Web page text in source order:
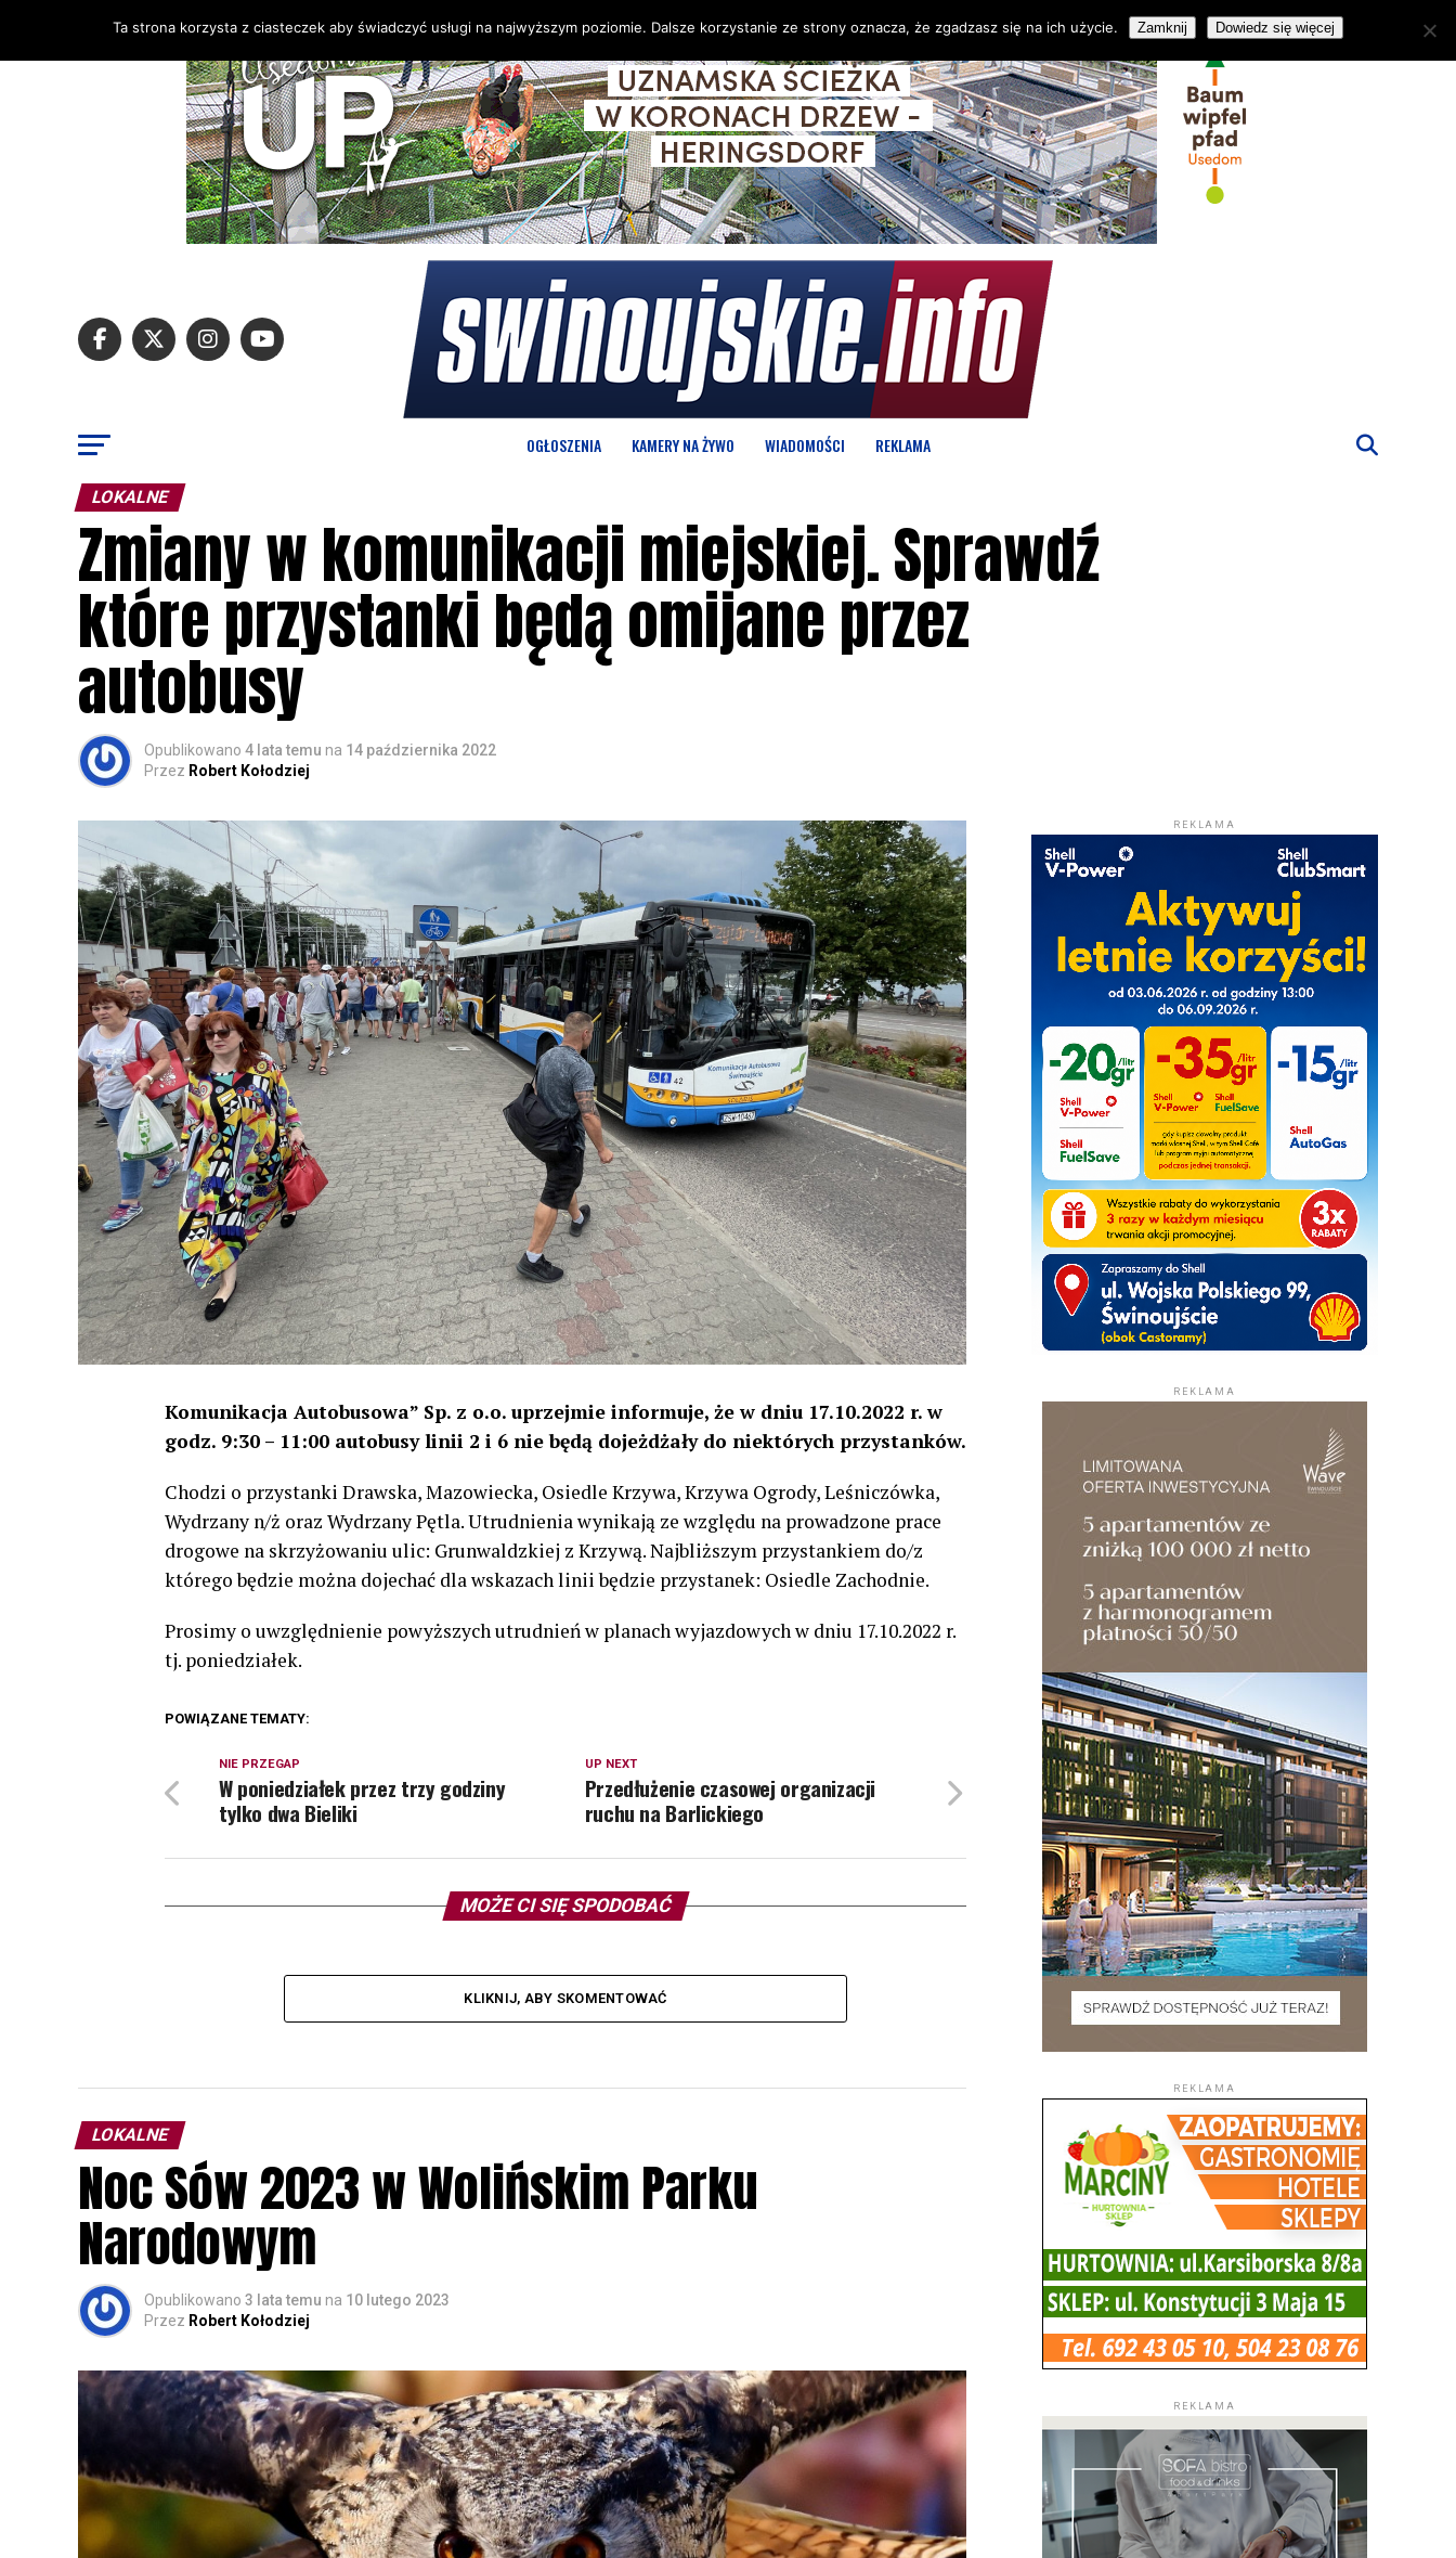
OGŁOSZENIA KAMERY NA ŻYWO WIADOMOŚCI REKLAMA
LOKALNE
Zmiany w komunikacji miejskiej. Sprawdź
które przystanki będą omijane przez
autobusy
Opublikowano 4 lata temu na 14 października 2022
Przez Robert Kołodziej
Komunikacja Autobusowa” Sp. z o.o. uprzejmie informuje, że w dniu 17.10.2022 r. w
godz. 9:30 – 11:00 autobusy linii 2 i 6 nie będą dojeżdżały do niektórych przystanków.
Chodzi o przystanki Drawska, Mazowiecka, Osiedle Krzywa, Krzywa Ogrody, Leśniczówka,
Wydrzany n/ż oraz Wydrzany Pętla. Utrudnienia wynikają ze względu na prowadzone prace
drogowe na skrzyżowaniu ulic: Grunwaldzkiej z Krzywą. Najbliższym przystankiem do/z
którego będzie można dojechać dla wskazach linii będzie przystanek: Osiedle Zachodnie.
Prosimy o uwzględnienie powyższych utrudnień w planach wyjazdowych w dniu 17.10.2022 r.
tj. poniedziałek.
POWIĄZANE TEMATY:
UP NEXT
Przedłużenie czasowej organizacji
ruchu na Barlickiego
NIE PRZEGAP
W poniedziałek przez trzy godziny
tylko dwa Bieliki
MOŻE CI SIĘ SPODOBAĆ
KLIKNIJ, ABY SKOMENTOWAĆ
LOKALNE
Noc Sów 2023 w Wolińskim Parku
Narodowym
Opublikowano 3 lata temu na 10 lutego 2023
Przez Robert Kołodziej
REKLAMA
REKLAMA
REKLAMA
REKLAMA
Ta strona korzysta z ciasteczek aby świadczyć usługi na najwyższym poziomie. Dalsze korzystanie ze strony oznacza, że zgadzasz się na ich użycie. Zamknij Dowiedz się więcej